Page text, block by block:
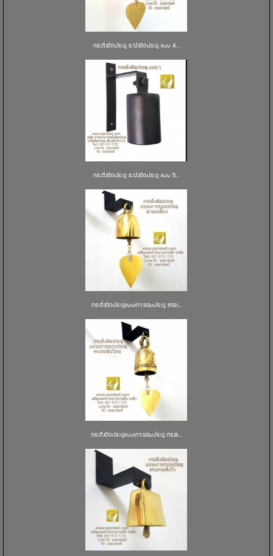
กระดิ่งติดประตู ระฆังติดประตู แบบ 4...
กระดิ่งติดประตู ระฆังติดประตู แบบ 5...
กระดิ่งติดประตูแบบเกาะขอบประตู ลายเ...
กระดิ่งติดประตูแบบเกาะขอบประตู ทรงร...